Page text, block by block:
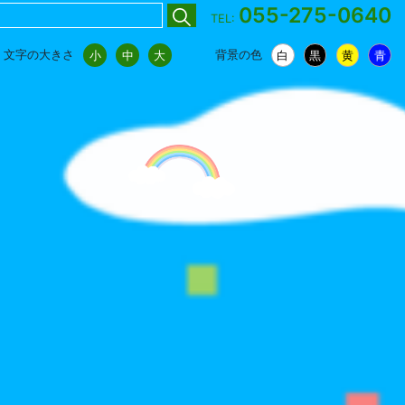
TEL: 055-275-0640
文字の大きさ 小 中 大 背景の色 白 黒 黄 青
小 中 大
黄 青